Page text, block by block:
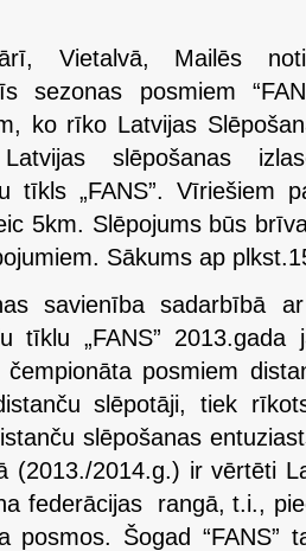
Vietalvā, Mailēs
sezonas posmiem
ko rīko Latvijas
slēpošanas
tīkls „FANS”. Vīriešiem
5km. Slēpojums būs
Sākums ap
savienība sadarbībā
tīklu „FANS”
posmiem
slēpotāji, tiek
slēpošanas
(2013./2014.g.) ir vērtēti
federācijas rangā, t.i.,
posmos. Šogad “FANS”